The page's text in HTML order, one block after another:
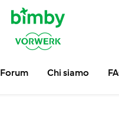
Forum Chi siamo